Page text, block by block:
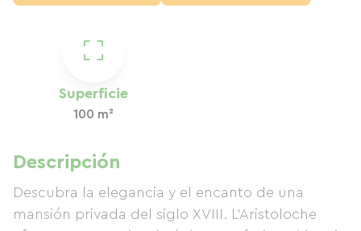
Superficie
100 m²
Descripción
Descubra la elegancia y el encanto de una
mansión privada del siglo XVIII. L'Aristoloche